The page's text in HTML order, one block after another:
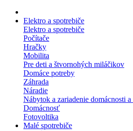
Elektro a spotrebiče
Elektro a spotrebiče
Počítače
Hračky
Mobilita
Pre deti a štvornohých miláčikov
Domáce potreby
Záhrada
Náradie
Nábytok a zariadenie domácnosti a
Domácnosť
Fotovoltika
Malé spotrebiče